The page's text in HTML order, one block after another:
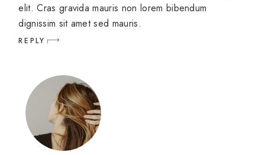
elit. Cras gravida mauris non lorem bibendum
dignissim sit amet sed mauris.
REPLY